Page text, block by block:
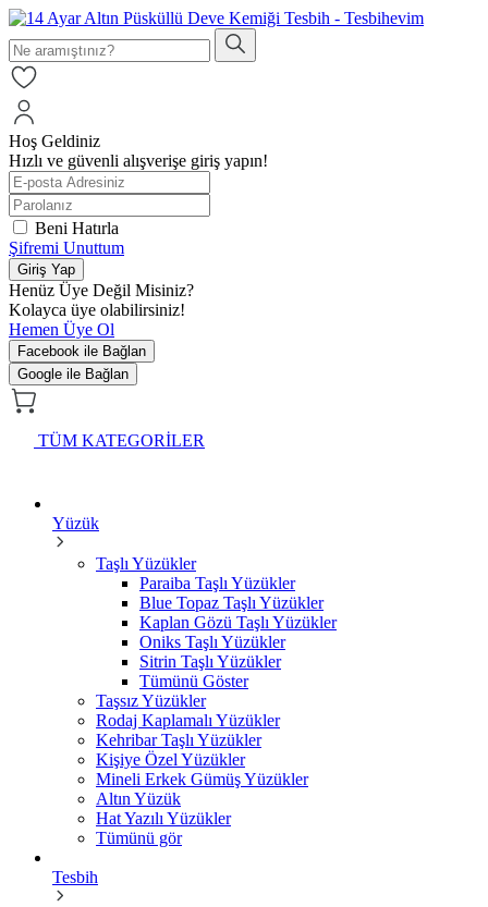
Hoş Geldiniz
Hızlı ve güvenli alışverişe giriş yapın!
Beni Hatırla
Şifremi Unuttum
Giriş Yap
Henüz Üye Değil Misiniz?
Kolayca üye olabilirsiniz!
Hemen Üye Ol
Facebook ile Bağlan
Google ile Bağlan
TÜM KATEGORİLER
Yüzük
Taşlı Yüzükler
Paraiba Taşlı Yüzükler
Blue Topaz Taşlı Yüzükler
Kaplan Gözü Taşlı Yüzükler
Oniks Taşlı Yüzükler
Sitrin Taşlı Yüzükler
Tümünü Göster
Taşsız Yüzükler
Rodaj Kaplamalı Yüzükler
Kehribar Taşlı Yüzükler
Kişiye Özel Yüzükler
Mineli Erkek Gümüş Yüzükler
Altın Yüzük
Hat Yazılı Yüzükler
Tümünü gör
Tesbih